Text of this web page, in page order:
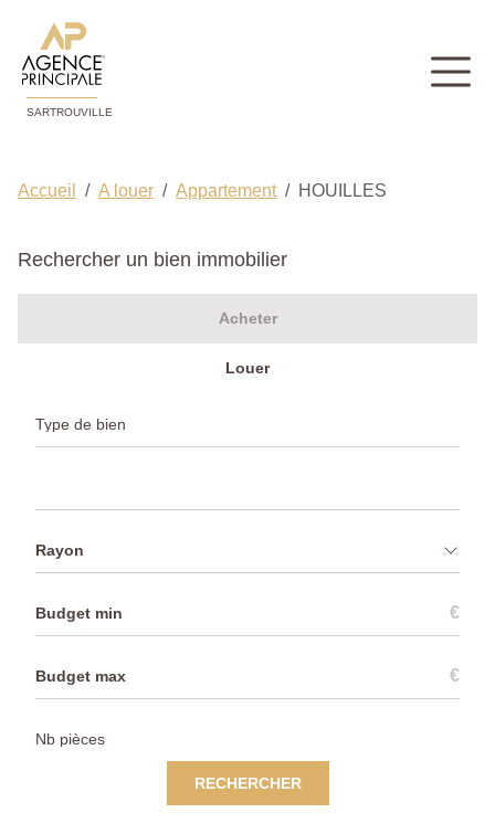
SARTROUVILLE
Accueil A louer Appartement HOUILLES
Rechercher un bien immobilier
Acheter
Louer
Rayon
€
€
RECHERCHER